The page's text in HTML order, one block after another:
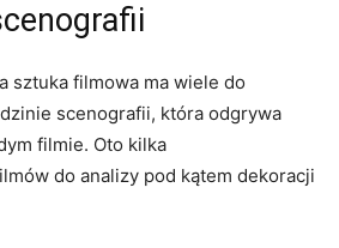
sztuka filmowa ma ‍wiele‍ do
scenografii, która odgrywa
filmie. Oto kilka
do analizy pod kątem dekoracji